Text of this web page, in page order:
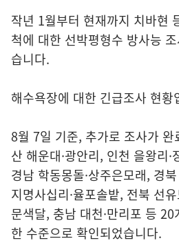
작년 1월부터 현재까지 치바현
척에 대한 선박평형수 방사능
습니다.
해수욕장에 대한 긴급조사 현황
8월 7일 기준, 추가로 조사가 완
산 해운대·광안리, 인천 을왕리
경남 학동몽돌·상주은모래, 경
지명사십리·율포솔밭, 전북 선
문색달, 충남 대천·만리포 등
한 수준으로 확인되었습니다.